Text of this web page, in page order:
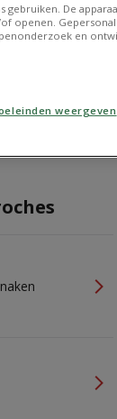
gebruiken. De
openen.
en
weergeven